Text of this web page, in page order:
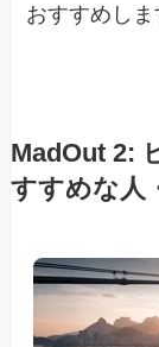
おすすめしま
MadOut 2:
すすめな人